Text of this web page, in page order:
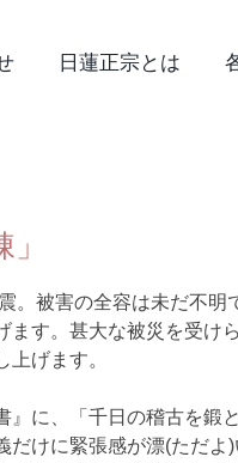
日蓮正宗とは
。被害の全容は未だ不明
ます。甚大な被災を受け
げます。
に、「千日の稽古を鍛
だけに緊張感が漂(ただよ